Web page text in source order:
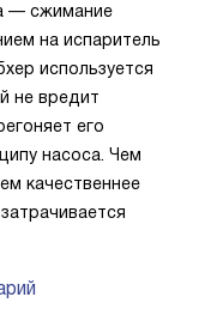
— сжимание
на испаритель
используется
не вредит
его
насоса. Чем
качественнее